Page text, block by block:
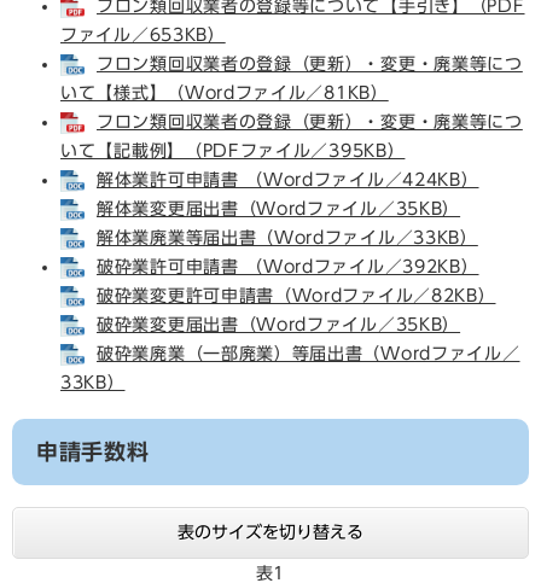
フロン類回収業者の登録等について【手引き】（PDF
ファイル／653KB）
フロン類回収業者の登録（更新）・変更・廃業等につ
いて【様式】（Wordファイル／81KB）
フロン類回収業者の登録（更新）・変更・廃業等につ
いて【記載例】（PDFファイル／395KB）
解体業許可申請書 （Wordファイル／424KB）
解体業変更届出書（Wordファイル／35KB）
解体業廃業等届出書（Wordファイル／33KB）
破砕業許可申請書 （Wordファイル／392KB）
破砕業変更許可申請書（Wordファイル／82KB）
破砕業変更届出書（Wordファイル／35KB）
破砕業廃業（一部廃業）等届出書（Wordファイル／
33KB）
申請手数料
表のサイズを切り替える
表1